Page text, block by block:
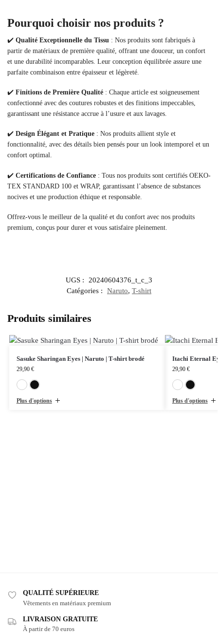
Pourquoi choisir nos produits ?
✔️ Qualité Exceptionnelle du Tissu : Nos produits sont fabriqués à
partir de matériaux de première qualité, offrant une douceur, un confort
et une durabilité incomparables. Leur conception équilibrée assure une
parfaite combinaison entre épaisseur et légèreté.
✔️ Finitions de Première Qualité : Chaque article est soigneusement
confectionné avec des coutures robustes et des finitions impeccables,
garantissant une résistance accrue à l’usure et aux lavages.
✔️ Design Élégant et Pratique : Nos produits allient style et
fonctionnalité, avec des détails bien pensés pour un look intemporel et un
confort optimal.
✔️ Certifications de Confiance : Tous nos produits sont certifiés OEKO-
TEX STANDARD 100 et WRAP, garantissant l’absence de substances
nocives et une production éthique et responsable.
Offrez-vous le meilleur de la qualité et du confort avec nos produits
premium, conçus pour durer et vous satisfaire pleinement.
UGS :
20240604376_t_c_3
Catégories :
Naruto, T-shirt
Produits similaires
Sasuke Sharingan Eyes | Naruto | T-shirt brodé
29,90 €
Plus d'options
Itachi Eternal
29,90 €
Plus d'options
QUALITÉ SUPÉRIEURE
Vêtements en matériaux premium
LIVRAISON GRATUITE
À partir de 70 euros